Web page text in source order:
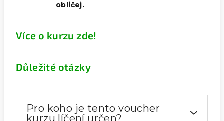
obličej.
Více o kurzu zde!
Důležité otázky
Pro koho je tento voucher
kurzu líčení určen?